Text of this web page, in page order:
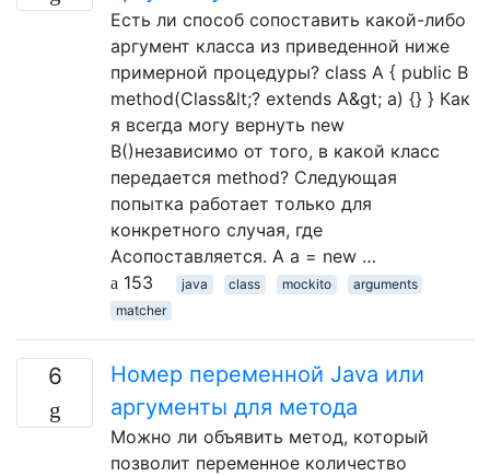
Есть ли способ сопоставить какой-либо
аргумент класса из приведенной ниже
примерной процедуры? class A { public B
method(Class&lt;? extends A&gt; a) {} } Как
я всегда могу вернуть new
B()независимо от того, в какой класс
передается method? Следующая
попытка работает только для
конкретного случая, где
Aсопоставляется. A a = new …
153
java class mockito
arguments
matcher
6
Номер переменной Java или
аргументы для метода
Можно ли объявить метод, который
позволит переменное количество